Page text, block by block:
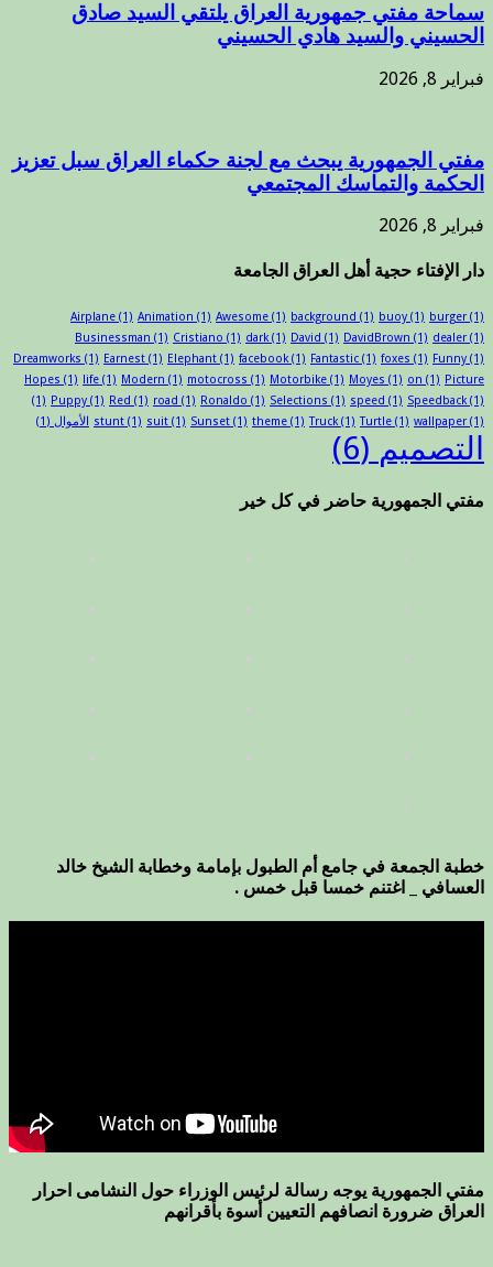
سماحة مفتي جمهورية العراق يلتقي السيد صادق
الحسيني والسيد هادي الحسيني
فبراير 8, 2026
مفتي الجمهورية يبحث مع لجنة حكماء العراق سبل تعزيز
الحكمة والتماسك المجتمعي
فبراير 8, 2026
دار الإفتاء حجية أهل العراق الجامعة
Airplane (1) Animation (1) Awesome (1) background (1) buoy (1) burger (1)
Businessman (1) Cristiano (1) dark(1) David (1) DavidBrown (1) dealer (1)
Dreamworks (1) Earnest (1) Elephant (1) facebook(1) Fantastic (1) foxes (1) Funny (1)
Hopes (1) life (1) Modern (1) motocross (1) Motorbike (1) Moyes (1) on (1) Picture
(1) Puppy (1) Red (1) road (1) Ronaldo (1) Selections (1) speed (1) Speedback(1)
stunt (1) suit (1) Sunset (1) theme (1) Truck(1) Turtle (1) wallpaper (1) الأموال (1)
التصميم (6)
مفتي الجمهورية حاضر في كل خير
خطبة الجمعة في جامع أم الطبول بإمامة وخطابة الشيخ خالد
العسافي _ اغتنم خمسا قبل خمس .
مفتي الجمهورية يوجه رسالة لرئيس الوزراء حول النشامى احرار
العراق ضرورة انصافهم التعيين أسوة بأقرانهم